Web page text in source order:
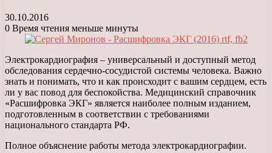
30.10.2016
0 Время чтения меньше минуты
Электрокардиография – универсальный и доступный метод
обследования сердечно-сосудистой системы человека. Важно
знать и понимать, что и как происходит с вашим сердцем, есть
ли у вас повод для беспокойства. Медицинский справочник
«Расшифровка ЭКГ» является наиболее полным изданием,
подготовленным в соответствии с требованиями
национального стандарта РФ.
Полное объяснение работы метода электрокардиографии.